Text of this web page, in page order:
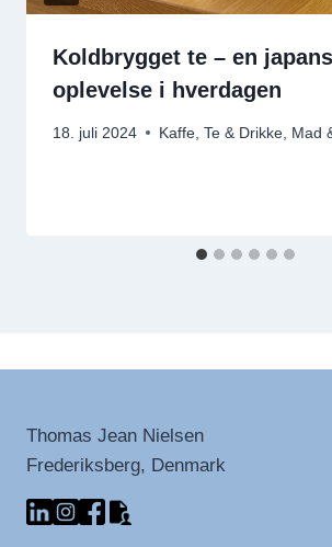
Koldbrygget te – en
oplevelse i hverdagen
18. juli 2024 Kaffe, Te & Drikke Mad
Thomas Jean Nielsen
Frederiksberg, Denmark